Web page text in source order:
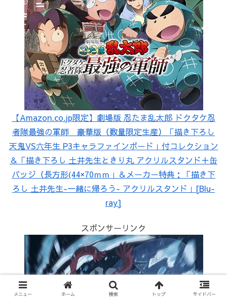
【Amazon.co.jp限定】劇場版 忍たま乱太郎 ドクタケ忍
者隊最強の軍師 豪華版（数量限定生産）「描き下ろし
天鬼VS六年生 P3キャラファインボード」付コレクション
＆「描き下ろし 土井先生ときり丸 アクリルスタンド＋缶
バッジ（長方形(44×70ｍｍ」＆メーカー特典：「描き下
ろし 土井先生-一緒に帰ろう- アクリルスタンド」[Blu-
ray]
スポンサーリンク
メニュー ホーム 検索 トップ サイドバー